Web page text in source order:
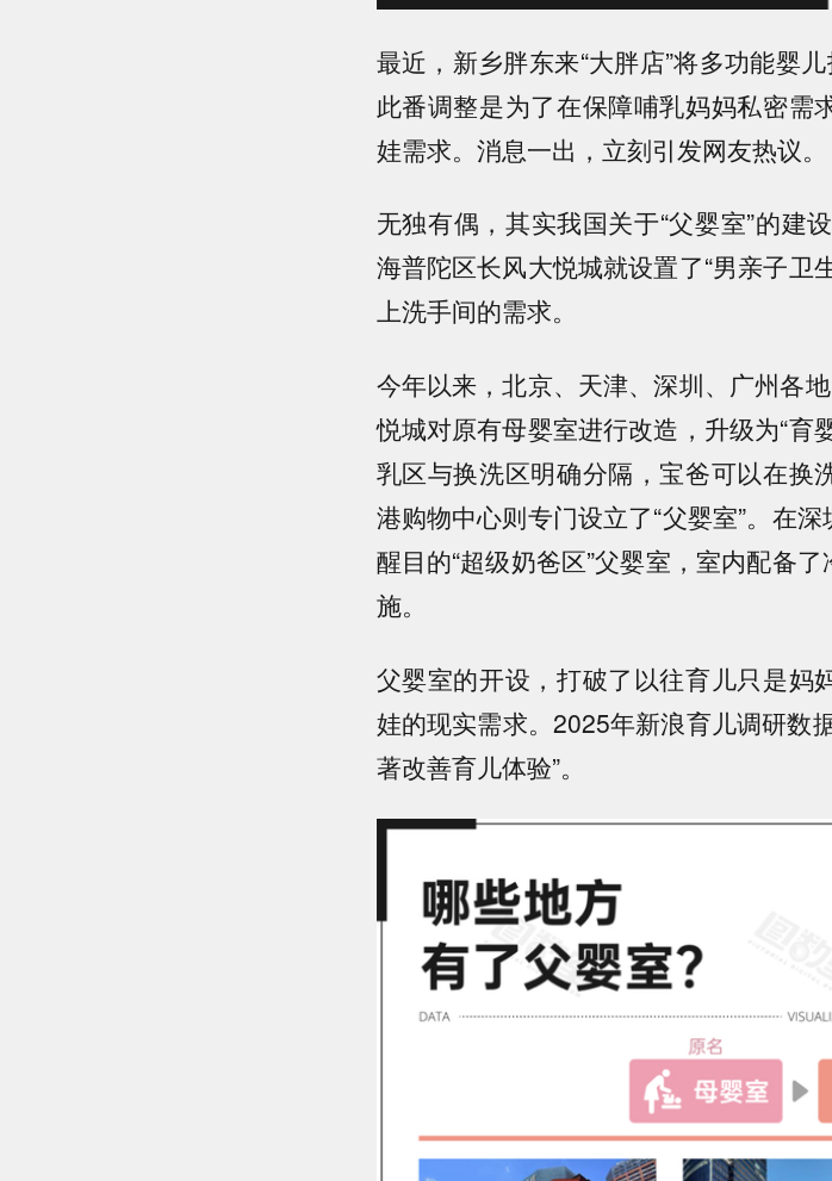
最近，新乡胖东来“大胖店”将多功能婴
此番调整是为了在保障哺乳妈妈私密需
娃需求。消息一出，立刻引发网友热议。
无独有偶， 其实我国关于“父婴室”的建
海普陀区长风大悦城就设置了“男亲子卫
上洗手间的需求。
今年以来，北京、天津、深圳、广州各
悦城对原有母婴室进行改造，升级为“育
乳区与换洗区明确分隔，宝爸可以在换
港购物中心则专门设立了“父婴室”。在
醒目的“超级奶爸区”父婴室， 室内配备了
施。
父婴室的开设，打破了以往育儿只是妈
娃的现实需求。2025年新浪育儿调研数
著改善育儿体验”。